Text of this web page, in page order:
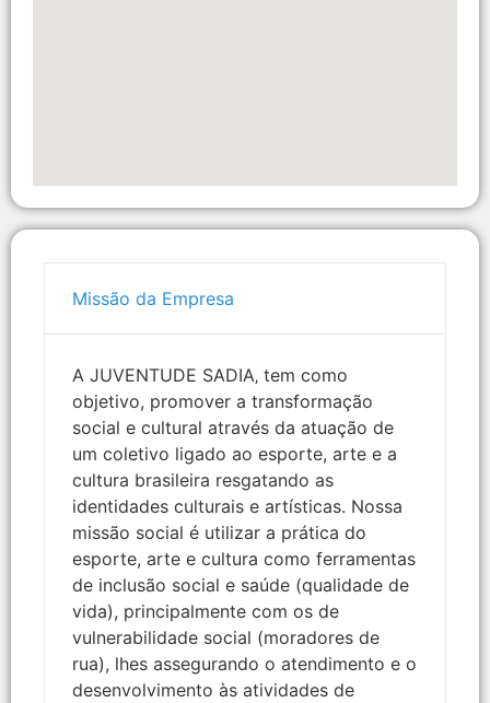
Missão da Empresa
A JUVENTUDE SADIA‚ tem como
objetivo, promover a transformação
social e cultural através da atuação de
um coletivo ligado ao esporte, arte e a
cultura brasileira resgatando as
identidades culturais e artísticas. Nossa
missão social é utilizar a prática do
esporte, arte e cultura como ferramentas
de inclusão social e saúde (qualidade de
vida), principalmente com os de
vulnerabilidade social (moradores de
rua), lhes assegurando o atendimento e o
desenvolvimento às atividades de